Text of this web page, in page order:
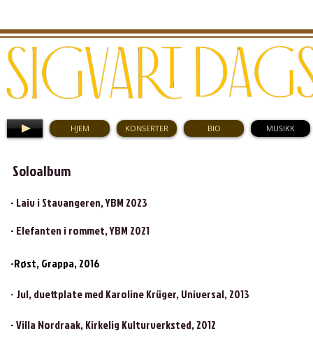
HJEM KONSERTER BIO MUSIKK
Soloalbum
- Laiv i Stavangeren, YBM 2023
- Elefanten i rommet, YBM 2021
-Røst, Grappa, 2016
- Jul, duettplate med Karoline Krüger, Universal, 2013
- Villa Nordraak, Kirkelig Kulturverksted, 2012